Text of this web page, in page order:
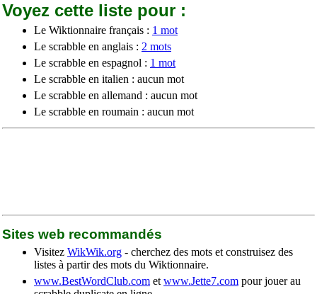
Voyez cette liste pour :
Le Wiktionnaire français : 1 mot
Le scrabble en anglais : 2 mots
Le scrabble en espagnol : 1 mot
Le scrabble en italien : aucun mot
Le scrabble en allemand : aucun mot
Le scrabble en roumain : aucun mot
Sites web recommandés
Visitez WikWik.org - cherchez des mots et construisez des
listes à partir des mots du Wiktionnaire.
www.BestWordClub.com et www.Jette7.com pour jouer au